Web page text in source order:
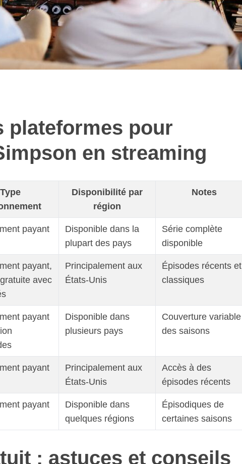
plateformes pour
en streaming
Type
Disponibilité par
région
Notes
payant
Disponible dans la
plupart des pays
Série complète
disponible
payant,
avec
Principalement aux
États-Unis
Épisodes récents et
classiques
payant
Disponible dans
plusieurs pays
Couverture variable
des saisons
payant
Principalement aux
États-Unis
Accès à des
épisodes récents
payant
Disponible dans
quelques régions
Épisodiques de
certaines saisons
: astuces et conseils